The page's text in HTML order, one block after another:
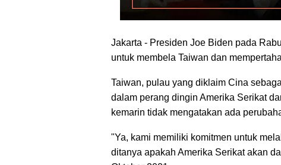
Jakarta - Presiden Joe Biden pada
untuk membela Taiwan dan
Taiwan, pulau yang diklaim Cina
dalam perang dingin Amerika Serikat
kemarin tidak mengatakan ada
"Ya, kami memiliki komitmen untuk
ditanya apakah Amerika Serikat akan